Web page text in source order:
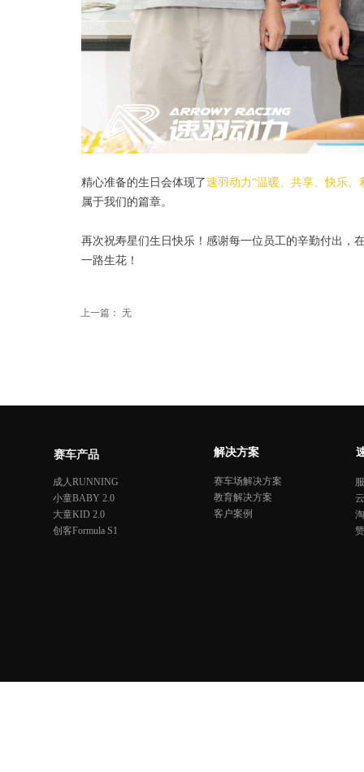
精心准备的生日会体现了速羽动力“温暖、共享、快乐、
属于我们的篇章。
再次祝寿星们生日快乐！感谢每一位员工的辛勤付出，
一路生花！
上一篇： 无
赛车场解决方案
教育解决方案
客户案例
解决方案
成人RUNNING
小童BABY 2.0
大童KID 2.0
创客Formula S1
赛车产品